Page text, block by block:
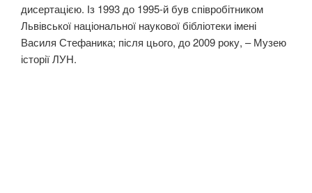
дисертацією. Із 1993 до 1995-й був співробітником
Львівської національної наукової бібліотеки імені
Василя Стефаника; після цього, до 2009 року, – Музею
історії ЛУН.